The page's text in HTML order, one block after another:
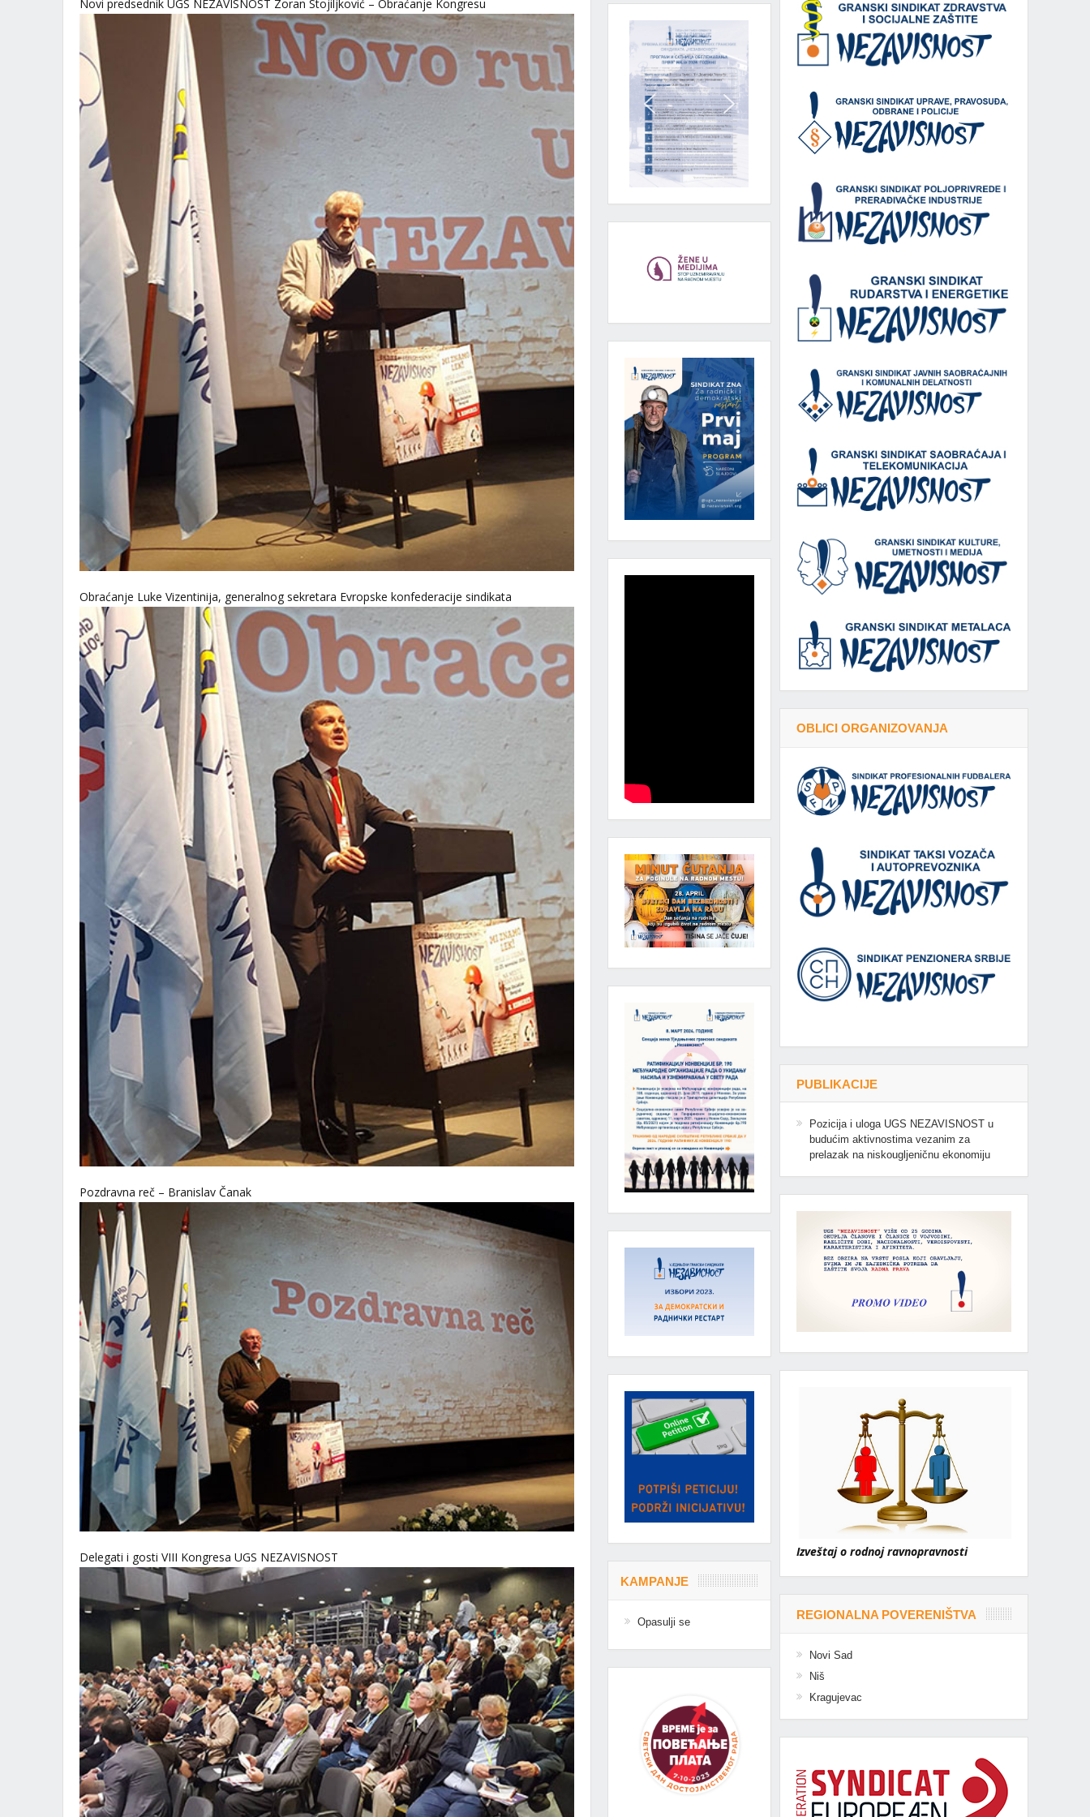
Novi predsednik UGS NEZAVISNOST Zoran Stojiljković – Obraćanje Kongresu
Obraćanje Luke Vizentinija, generalnog sekretara Evropske konfederacije sindikata
Pozdravna reč – Branislav Čanak
Delegati i gosti VIII Kongresa UGS NEZAVISNOST
KAMPANJE
Opasulji se
OBLICI ORGANIZOVANJA
PUBLIKACIJE
Pozicija i uloga UGS NEZAVISNOST u
budućim aktivnostima vezanim za
prelazak na niskougljeničnu ekonomiju
Izveštaj o rodnoj ravnopravnosti
REGIONALNA POVERENIŠTVA
Novi Sad
Niš
Kragujevac